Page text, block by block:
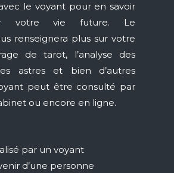
le voyant pour en savoir
votre vie future. Le
renseignera plus sur votre
de tarot, l’analyse des
astres et bien d’autres
peut être consulté par
ou encore en ligne.
par un voyant
d’une personne